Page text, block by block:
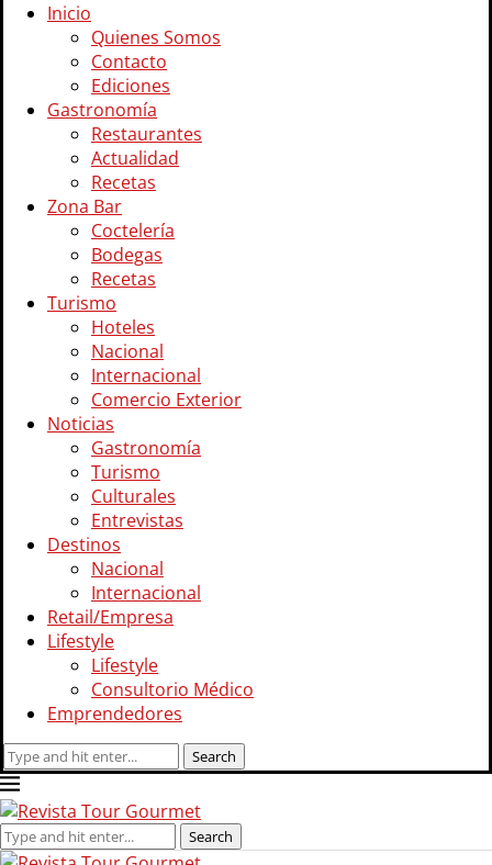
Inicio
Quienes Somos
Contacto
Ediciones
Gastronomía
Restaurantes
Actualidad
Recetas
Zona Bar
Coctelería
Bodegas
Recetas
Turismo
Hoteles
Nacional
Internacional
Comercio Exterior
Noticias
Gastronomía
Turismo
Culturales
Entrevistas
Destinos
Nacional
Internacional
Retail/Empresa
Lifestyle
Lifestyle
Consultorio Médico
Emprendedores